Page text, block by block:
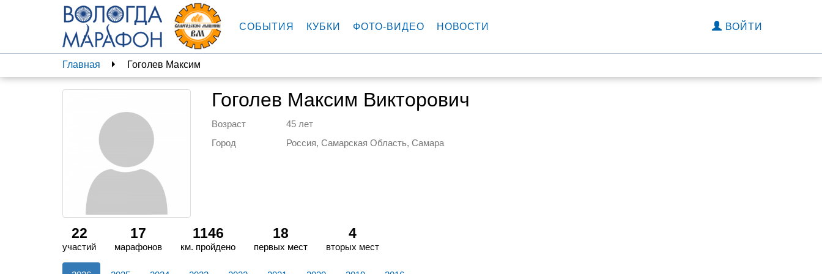
СОБЫТИЯ КУБКИ ФОТО-ВИДЕО НОВОСТИ ВОЙТИ
Главная Гоголев Максим
Гоголев Максим Викторович
Возраст
45 лет
Город
Россия, Самарская Область, Самара
22
участий
17
марафонов
1146
км. пройдено
18
первых мест
4
вторых мест